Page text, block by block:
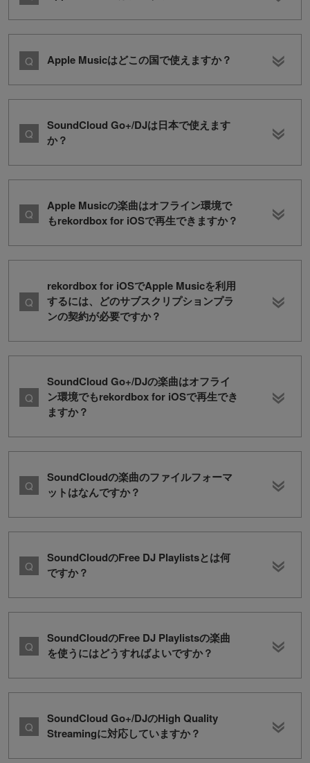
Apple Musicはどこの国で使えますか？
SoundCloud Go+/DJは日本で使えます
か？
Apple Musicの楽曲はオフライン環境で
もrekordbox for iOSで再生できますか？
rekordbox for iOSでApple Musicを利用
するには、どのサブスクリプションプラ
ンの契約が必要ですか？
SoundCloud Go+/DJの楽曲はオフライ
ン環境でもrekordbox for iOSで再生でき
ますか？
SoundCloudの楽曲のファイルフォーマ
ットはなんですか？
SoundCloudのFree DJ Playlistsとは何
ですか？
SoundCloudのFree DJ Playlistsの楽曲
を使うにはどうすればよいですか？
SoundCloud Go+/DJのHigh Quality
Streamingに対応していますか？